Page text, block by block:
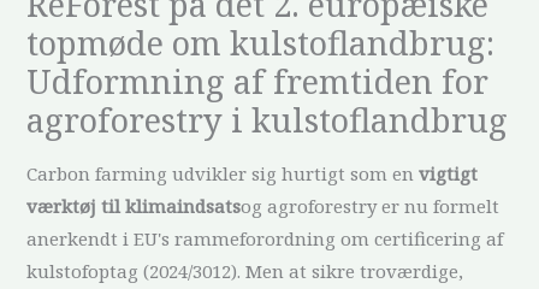
topmøde om kulstoflandbrug:
Udformning af fremtiden for
agroforestry i kulstoflandbrug
Carbon farming udvikler sig hurtigt som envigtigt
værktøj til klimaindsatsog agroforestry er nu formelt
anerkendt i EU's rammeforordning om certificering af
kulstofoptag (2024/3012). Men at sikre troværdige,